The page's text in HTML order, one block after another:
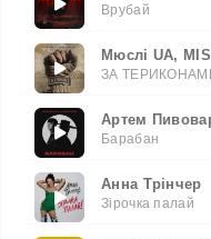
Врубай
Мюслі UA,
ЗА
Артем
Барабан
Анна Трінчер
Зірочка палай